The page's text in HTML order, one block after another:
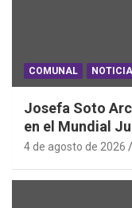
COMUNAL
Josefa Soto
en el Mundial
2026
4 de agosto de 2026